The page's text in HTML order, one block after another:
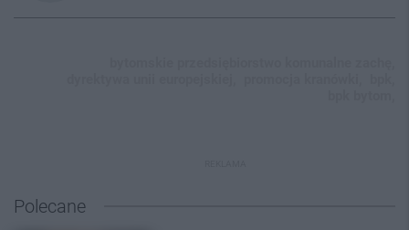
Polecane